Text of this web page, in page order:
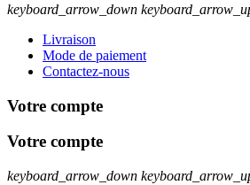
keyboard_arrow_down
Livraison
Mode de paiement
Contactez-nous
Votre compte
Votre compte
keyboard_arrow_down